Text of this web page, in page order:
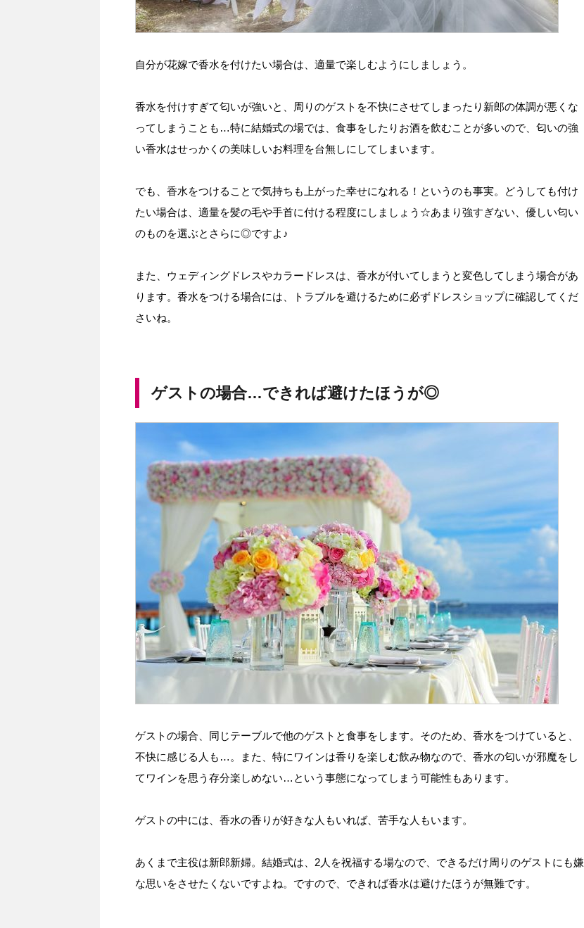
自分が花嫁で香水を付けたい場合は、適量で楽しむようにしましょう。
香水を付けすぎて匂いが強いと、周りのゲストを不快にさせてしまったり新郎の体調が悪くな
ってしまうことも…特に結婚式の場では、食事をしたりお酒を飲むことが多いので、匂いの強
い香水はせっかくの美味しいお料理を台無しにしてしまいます。
でも、香水をつけることで気持ちも上がった幸せになれる！というのも事実。どうしても付け
たい場合は、適量を髪の毛や手首に付ける程度にしましょう☆あまり強すぎない、優しい匂い
のものを選ぶとさらに◎ですよ♪
また、ウェディングドレスやカラードレスは、香水が付いてしまうと変色してしまう場合があ
ります。香水をつける場合には、トラブルを避けるために必ずドレスショップに確認してくだ
さいね。
ゲストの場合…できれば避けたほうが◎
ゲストの場合、同じテーブルで他のゲストと食事をします。そのため、香水をつけていると、
不快に感じる人も…。また、特にワインは香りを楽しむ飲み物なので、香水の匂いが邪魔をし
てワインを思う存分楽しめない…という事態になってしまう可能性もあります。
ゲストの中には、香水の香りが好きな人もいれば、苦手な人もいます。
あくまで主役は新郎新婦。結婚式は、2人を祝福する場なので、できるだけ周りのゲストにも嫌
な思いをさせたくないですよね。ですので、できれば香水は避けたほうが無難です。